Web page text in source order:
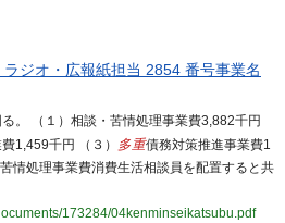
ジオ・広報紙担当 2854 番号事業名
。 （１）相談・苦情処理事業費3,882千円
1,459千円 （３）
多重債務対策推進事業費1
情処理事業費消費生活相談員を配置すると共
173284/04kenminseikatsubu.pdf